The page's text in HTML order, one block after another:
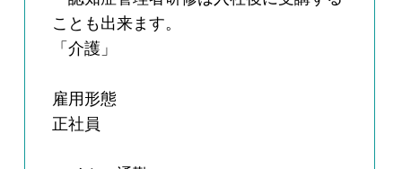
ことも出来ます。
「介護」
雇用形態
正社員